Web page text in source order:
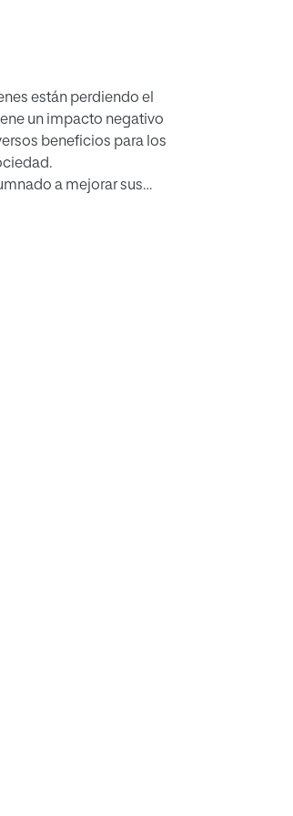
están perdiendo el
un impacto negativo
beneficios para los
a mejorar sus
basado en un taller de
del aprendizaje basado
la problemática que nos